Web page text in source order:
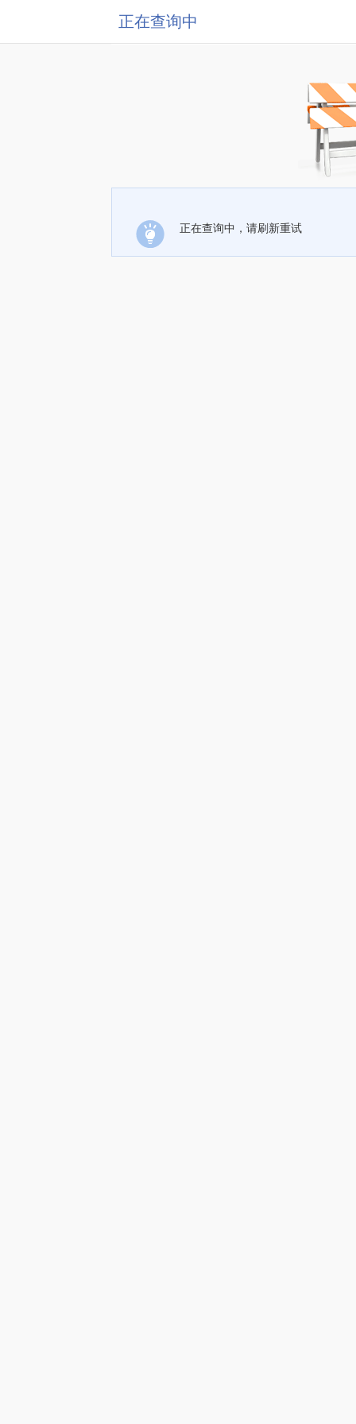
正在查询中
正在查询中，请刷新重试